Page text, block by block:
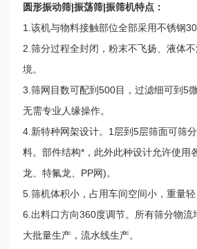
圆形振动筛|振荡筛|振筛机特点：
1.该机与物料接触部位全部采用不锈钢
2.筛分过程全封闭，粉末不飞扬、液体
境。
3.筛网目数可配到500目，过滤细可到5
无需专业人缘操作。
4.新特种网架设计。1层到5层筛面可筛
料。部件结构*，此外此种设计允许使用
龙、特氟龙、PP网)。
5.筛机体积小，占用车间空间小，重量轻
6.出料口方向360度调节。所有筛分物流
大批量生产，流水线生产。